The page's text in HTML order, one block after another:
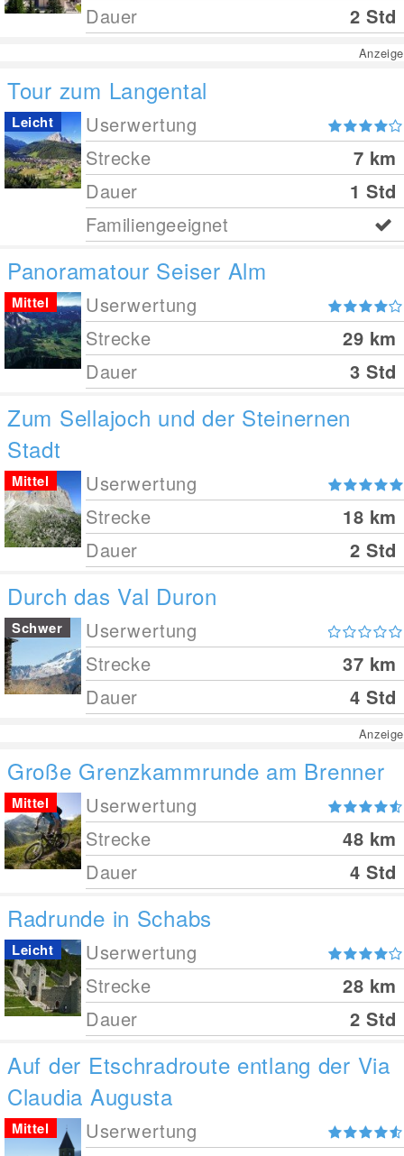
Dauer
2 Std
Anzeige
Tour zum Langental
Userwertung
Leicht
Strecke 7 km
Dauer
1 Std
Familiengeeignet
Panoramatour Seiser Alm
Userwertung
Mittel
Strecke 29 km
Dauer
3 Std
Zum Sellajoch und der Steinernen
Stadt
Userwertung
Mittel
Strecke 18 km
Dauer
2 Std
Durch das Val Duron
Userwertung
Schwer
Strecke 37 km
Dauer
4 Std
Anzeige
Große Grenzkammrunde am Brenner
Userwertung
Mittel
Strecke 48 km
Dauer
4 Std
Radrunde in Schabs
Userwertung
Leicht
Strecke 28 km
Dauer
2 Std
Auf der Etschradroute entlang der Via
Claudia Augusta
Userwertung
Mittel